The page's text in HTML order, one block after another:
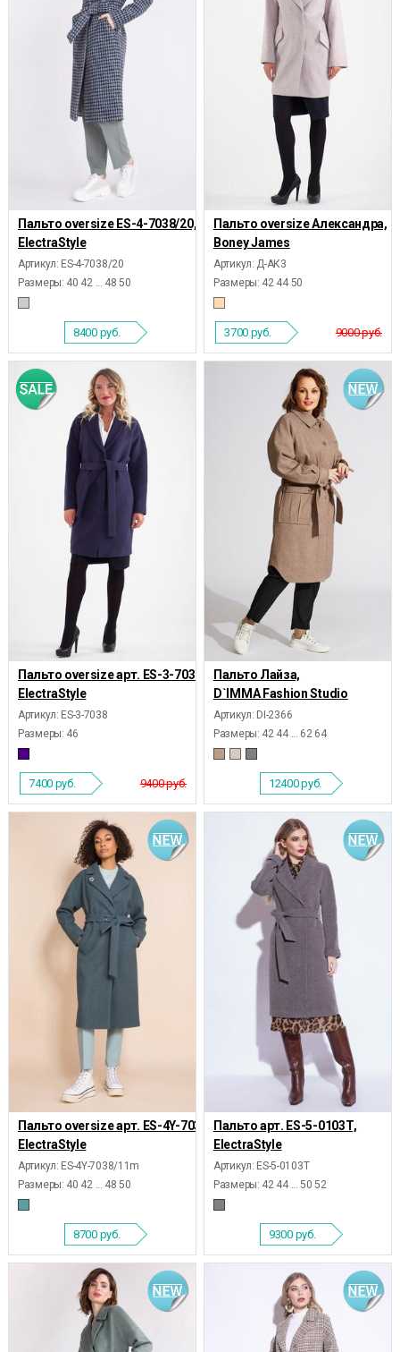
Пальто oversize ES-4-7038/20,
ElectraStyle
Артикул: ES-4-7038/20
Размеры: 40 42 ... 48 50
8400 руб.
Пальто oversize Александра,
Boney James
Артикул: Д-АК3
Размеры: 42 44 50
9000 руб.
3700 руб.
Пальто oversize арт. ES-3-7038,
ElectraStyle
Артикул: ES-3-7038
Размеры: 46
9400 руб.
7400 руб.
Пальто Лайза,
D`IMMA Fashion Studio
Артикул: DI-2366
Размеры: 42 44 ... 62 64
12400руб.
Пальто oversize арт. ES-4Y-7038/11m,
ElectraStyle
Артикул: ES-4Y-7038/11m
Размеры: 40 42 ... 48 50
8700 руб.
Пальто арт. ES-5-0103Т,
ElectraStyle
Артикул: ES-5-0103Т
Размеры: 42 44 ... 50 52
9300 руб.